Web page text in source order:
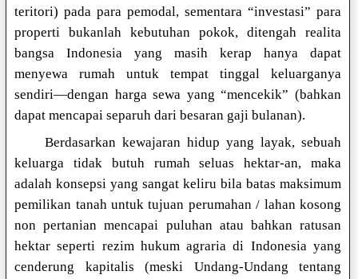
teritori) pada para pemodal, sementara “investasi” para
properti bukanlah kebutuhan pokok, ditengah realita
bangsa Indonesia yang masih kerap hanya dapat
menyewa rumah untuk tempat tinggal keluarganya
sendiri—dengan harga sewa yang “mencekik” (bahkan
dapat mencapai separuh dari besaran gaji bulanan).
Berdasarkan kewajaran hidup yang layak, sebuah
keluarga tidak butuh rumah seluas hektar-an, maka
adalah konsepsi yang sangat keliru bila batas maksimum
pemilikan tanah untuk tujuan perumahan / lahan kosong
non pertanian mencapai puluhan atau bahkan ratusan
hektar seperti rezim hukum agraria di Indonesia yang
cenderung kapitalis (meski Undang-Undang tentang